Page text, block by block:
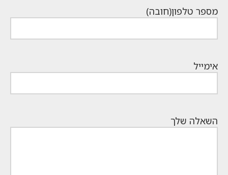
מספר טלפון(חובה)
אימייל
השאלה שלך